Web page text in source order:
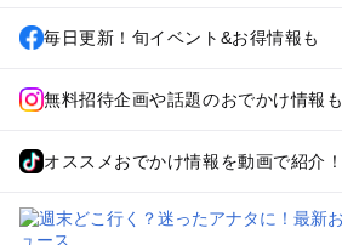
毎日更新！旬イベント&お得情報も
無料招待企画や話題のおでかけ情報も
オススメおでかけ情報を動画で紹介！